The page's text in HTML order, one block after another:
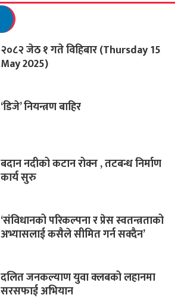
२०८२ जेठ १ गते विहिबार (Thursday 15
May 2025)
‘डिजे’ नियन्त्रण बाहिर
बदान नदीको कटान रोक्न , तटबन्ध निर्माण
कार्य सुरु
‘संविधानको परिकल्पना र प्रेस स्वतन्त्रताको
अभ्यासलाई कसैले सीमित गर्न सक्दैन’
दलित जनकल्याण युवा क्लबको लहानमा
सरसफाई अभियान